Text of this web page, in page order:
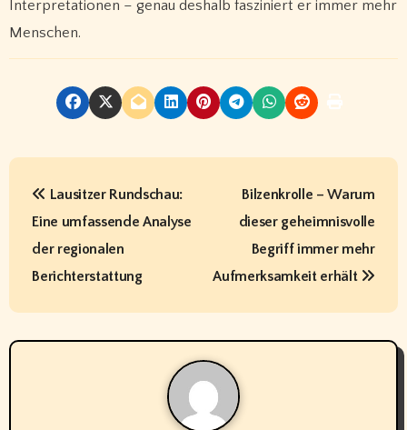
Interpretationen – genau deshalb fasziniert er immer mehr
Menschen.
P
n
a
Lausitzer Rundschau:
Eine umfassende Analyse
der regionalen
Berichterstattung
Bilzenkrolle – Warum
dieser geheimnisvolle
Begriff immer mehr
Aufmerksamkeit erhält